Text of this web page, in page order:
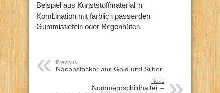
Beispiel aus Kunststoffmaterial in
Kombination mit farblich passenden
Gummistiefeln oder Regenhüten.
Previous:
Nasenstecker aus Gold und Silber
Next:
Nummernschildhalter –